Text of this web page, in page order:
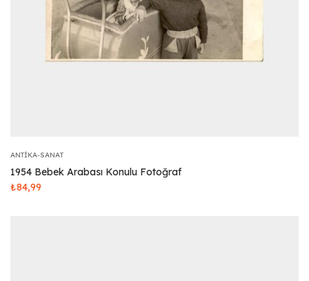
ANTIKA-SANAT
1954 Bebek Arabası Konulu Fotoğraf
₺84,99